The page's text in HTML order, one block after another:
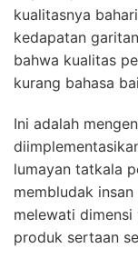
kualitasnya
kedapatan
bahwa kualitas
kurang bahasa
Ini adalah
lumayan tatkala
membludak
melewati
produk sertaan